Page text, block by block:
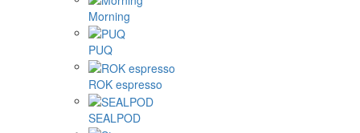
Morning
PUQ
ROK espresso
SEALPOD